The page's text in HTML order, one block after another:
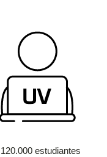
estudiantes